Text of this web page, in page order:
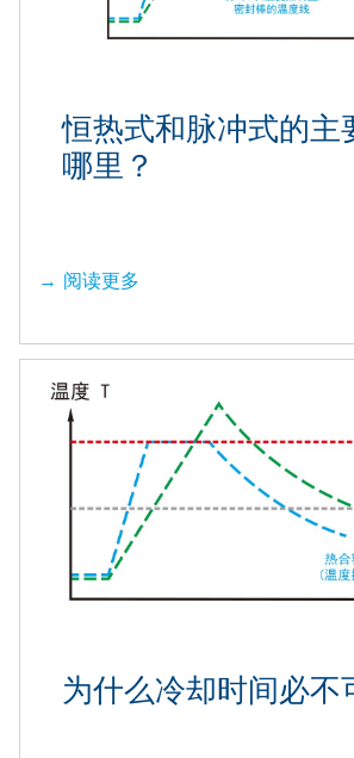
恒热式和脉冲式的主
哪里？
阅读更多
为什么冷却时间必不